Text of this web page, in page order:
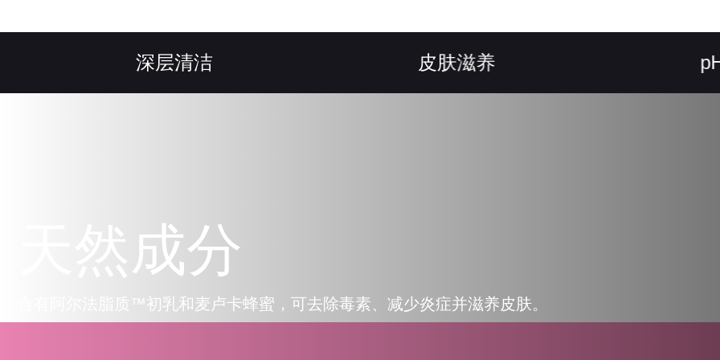
深层清洁 皮肤滋养 pH 平衡
天然成分
含有阿尔法脂质™初乳和麦卢卡蜂蜜，可去除毒素、减少炎症并滋养皮肤。